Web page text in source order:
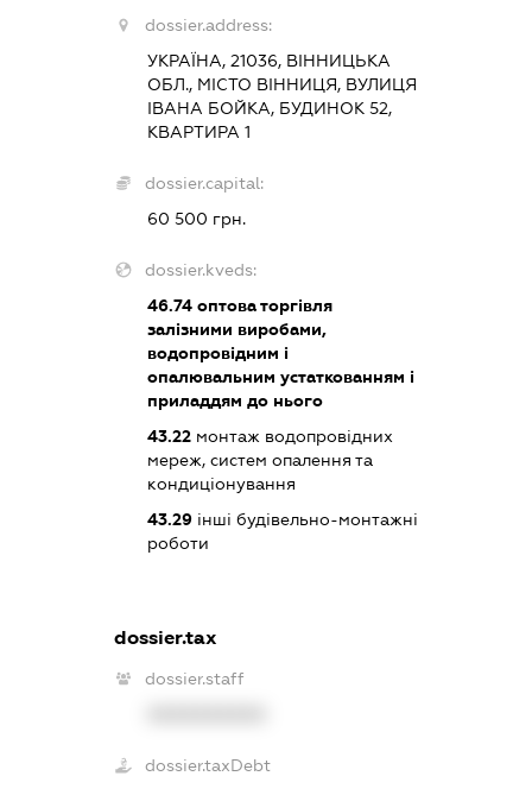
dossier.address:
УКРАЇНА, 21036, ВІННИЦЬКА
ОБЛ., МІСТО ВІННИЦЯ, ВУЛИЦЯ
ІВАНА БОЙКА, БУДИНОК 52,
КВАРТИРА 1
dossier.capital:
60 500 грн.
dossier.kveds:
46.74оптова торгівля
залізними виробами,
водопровідним і
опалювальним устаткованням і
приладдям до нього
43.22монтаж водопровідних
мереж, систем опалення та
кондиціонування
43.29інші будівельно-монтажні
роботи
dossier.tax
dossier.staff
dossier.taxDebt